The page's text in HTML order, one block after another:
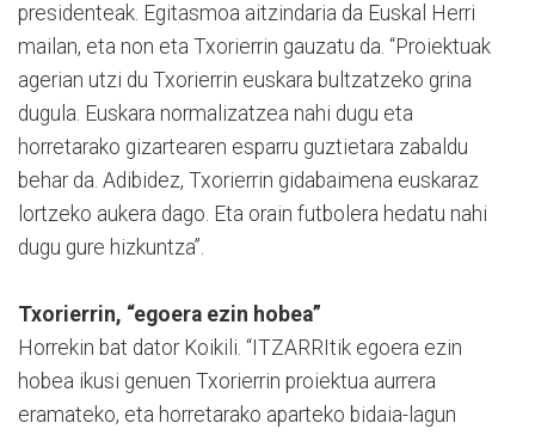
presidenteak. Egitasmoa aitzindaria da Euskal Herri
mailan, eta non eta Txorierrin gauzatu da. “Proiektuak
agerian utzi du Txorierrin euskara bultzatzeko grina
dugula. Euskara normalizatzea nahi dugu eta
horretarako gizartearen esparru guztietara zabaldu
behar da. Adibidez, Txorierrin gidabaimena euskaraz
lortzeko aukera dago. Eta orain futbolera hedatu nahi
dugu gure hizkuntza”.
Txorierrin, “egoera ezin hobea”
Horrekin bat dator Koikili. “ITZARRItik egoera ezin
hobea ikusi genuen Txorierrin proiektua aurrera
eramateko, eta horretarako aparteko bidaia-lagun